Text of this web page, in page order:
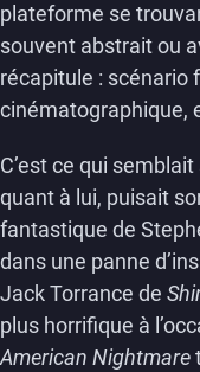
plateforme se
souvent abstrait ou
récapitule : scénario
cinématographique,
C’est ce qui
quant à lui, puisait
fantastique de
dans une panne
Jack Torrance de
plus horrifique à
American Nightmare